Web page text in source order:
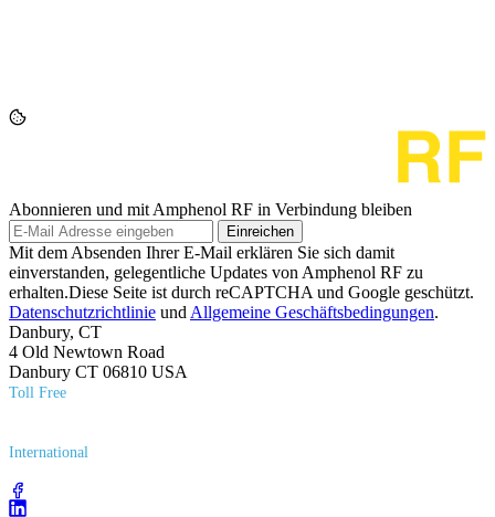
Abonnieren und mit Amphenol RF in Verbindung bleiben
Einreichen
Mit dem Absenden Ihrer E-Mail erklären Sie sich damit
einverstanden, gelegentliche Updates von Amphenol RF zu
erhalten.Diese Seite ist durch reCAPTCHA und Google geschützt.
Datenschutzrichtlinie und Allgemeine Geschäftsbedingungen.
Danbury, CT
4 Old Newtown Road
Danbury CT 06810 USA
Toll Free
International